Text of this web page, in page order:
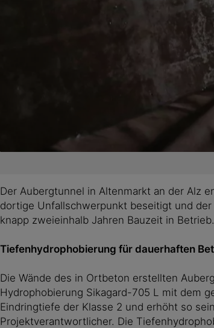
Der Aubergtunnel in Altenmarkt an der Alz
dortige Unfallschwerpunkt beseitigt und
knapp zweieinhalb Jahren Bauzeit in Betrieb.
Tiefenhydrophobierung für dauerhaften
Die Wände des in Ortbeton erstellten
Hydrophobierung Sikagard-705 L mit dem
Eindringtiefe der Klasse 2 und erhöht so
Projektverantwortlicher. Die